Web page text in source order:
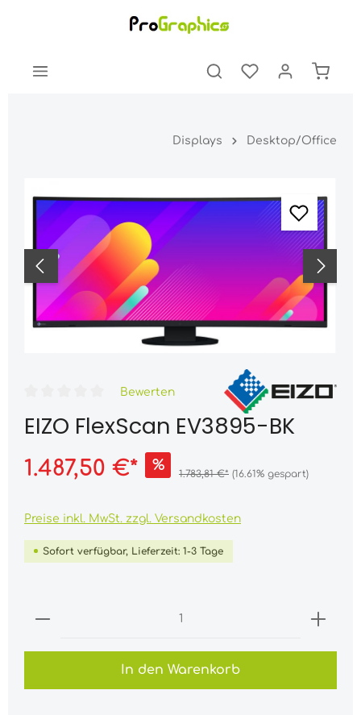
Displays Desktop/Office
Bewerten
EIZO FlexScan EV3895-BK
1.487,50 €* %
1.783,81 €* (16.61% gespart)
Preise inkl. MwSt. zzgl. Versandkosten
Sofort verfügbar, Lieferzeit: 1-3 Tage
In den Warenkorb